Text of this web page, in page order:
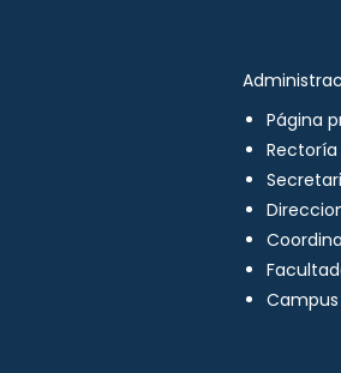
Página
Rectoría
Campus